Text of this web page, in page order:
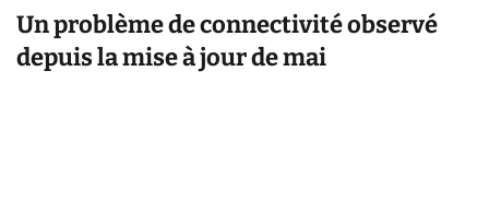
Un problème de connectivité observé
depuis la mise à jour de mai